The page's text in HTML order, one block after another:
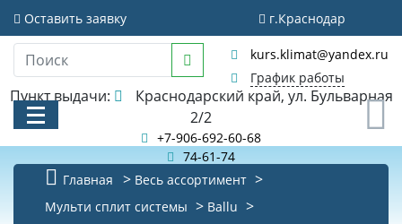
Оставить заявку г.Краснодар
kurs.klimat@yandex.ru
График работы
Пункт выдачи:
2/2
+7-906-692-60-68
74-61-74
КАТАЛОГ
Главная
Весь ассортимент
Мульти сплит системы
Ballu